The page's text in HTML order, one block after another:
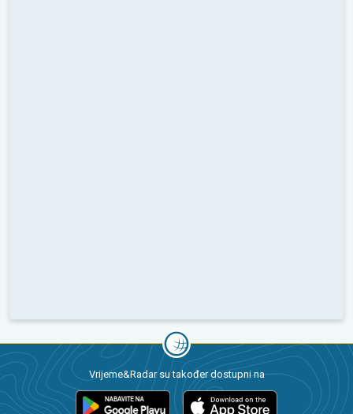
Vrijeme&Radar su također dostupni na